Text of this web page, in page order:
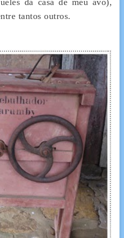
da casa de meu avô),
tantos outros.